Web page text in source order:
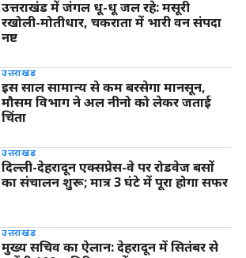
उत्तराखंड में जंगल धू-धू जल रहे: मसूरी
रखोली-मोतीधार, चकराता में भारी वन संपदा
नष्ट
उत्तराखंड
इस साल सामान्य से कम बरसेगा मानसून,
मौसम विभाग ने अल नीनो को लेकर जताई
चिंता
उत्तराखंड
दिल्ली-देहरादून एक्सप्रेस-वे पर रोडवेज बसों
का संचालन शुरू; मात्र 3 घंटे में पूरा होगा सफर
उत्तराखंड
मुख्य सचिव का ऐलान: देहरादून में सितंबर से